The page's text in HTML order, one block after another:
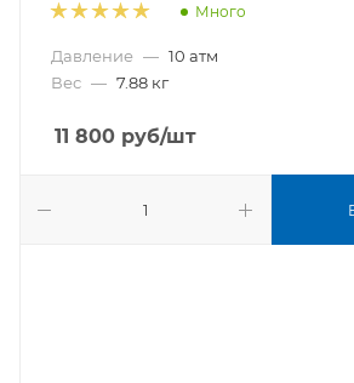
Много
Давление — 10 атм
Вес — 7.88 кг
11 800 руб/шт